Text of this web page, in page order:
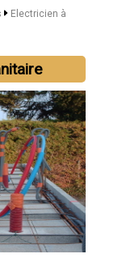
Electricien à